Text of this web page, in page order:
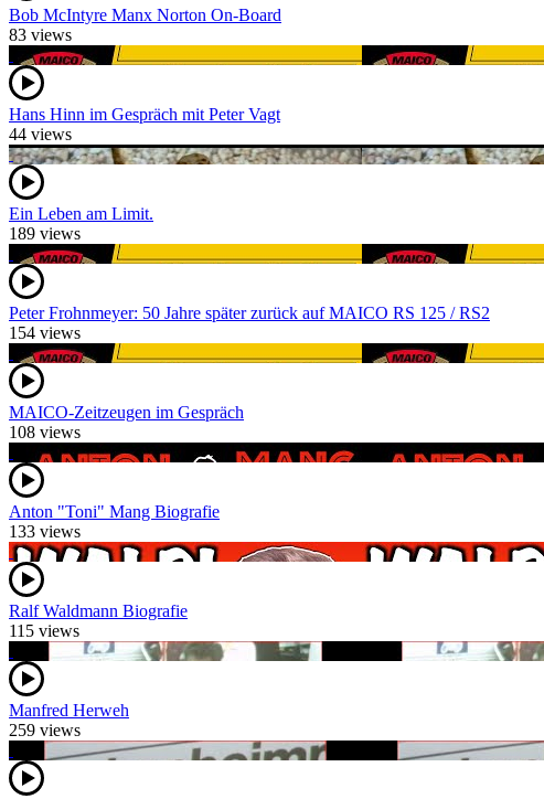
Bob McIntyre Manx Norton On-Board
83 views
Hans Hinn im Gespräch mit Peter Vagt
44 views
Ein Leben am Limit.
189 views
Peter Frohnmeyer: 50 Jahre später zurück auf MAICO RS 125 / RS2
154 views
MAICO-Zeitzeugen im Gespräch
108 views
Anton "Toni" Mang Biografie
133 views
Ralf Waldmann Biografie
115 views
Manfred Herweh
259 views